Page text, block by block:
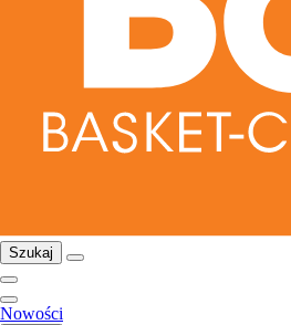
Szukaj
Nowości